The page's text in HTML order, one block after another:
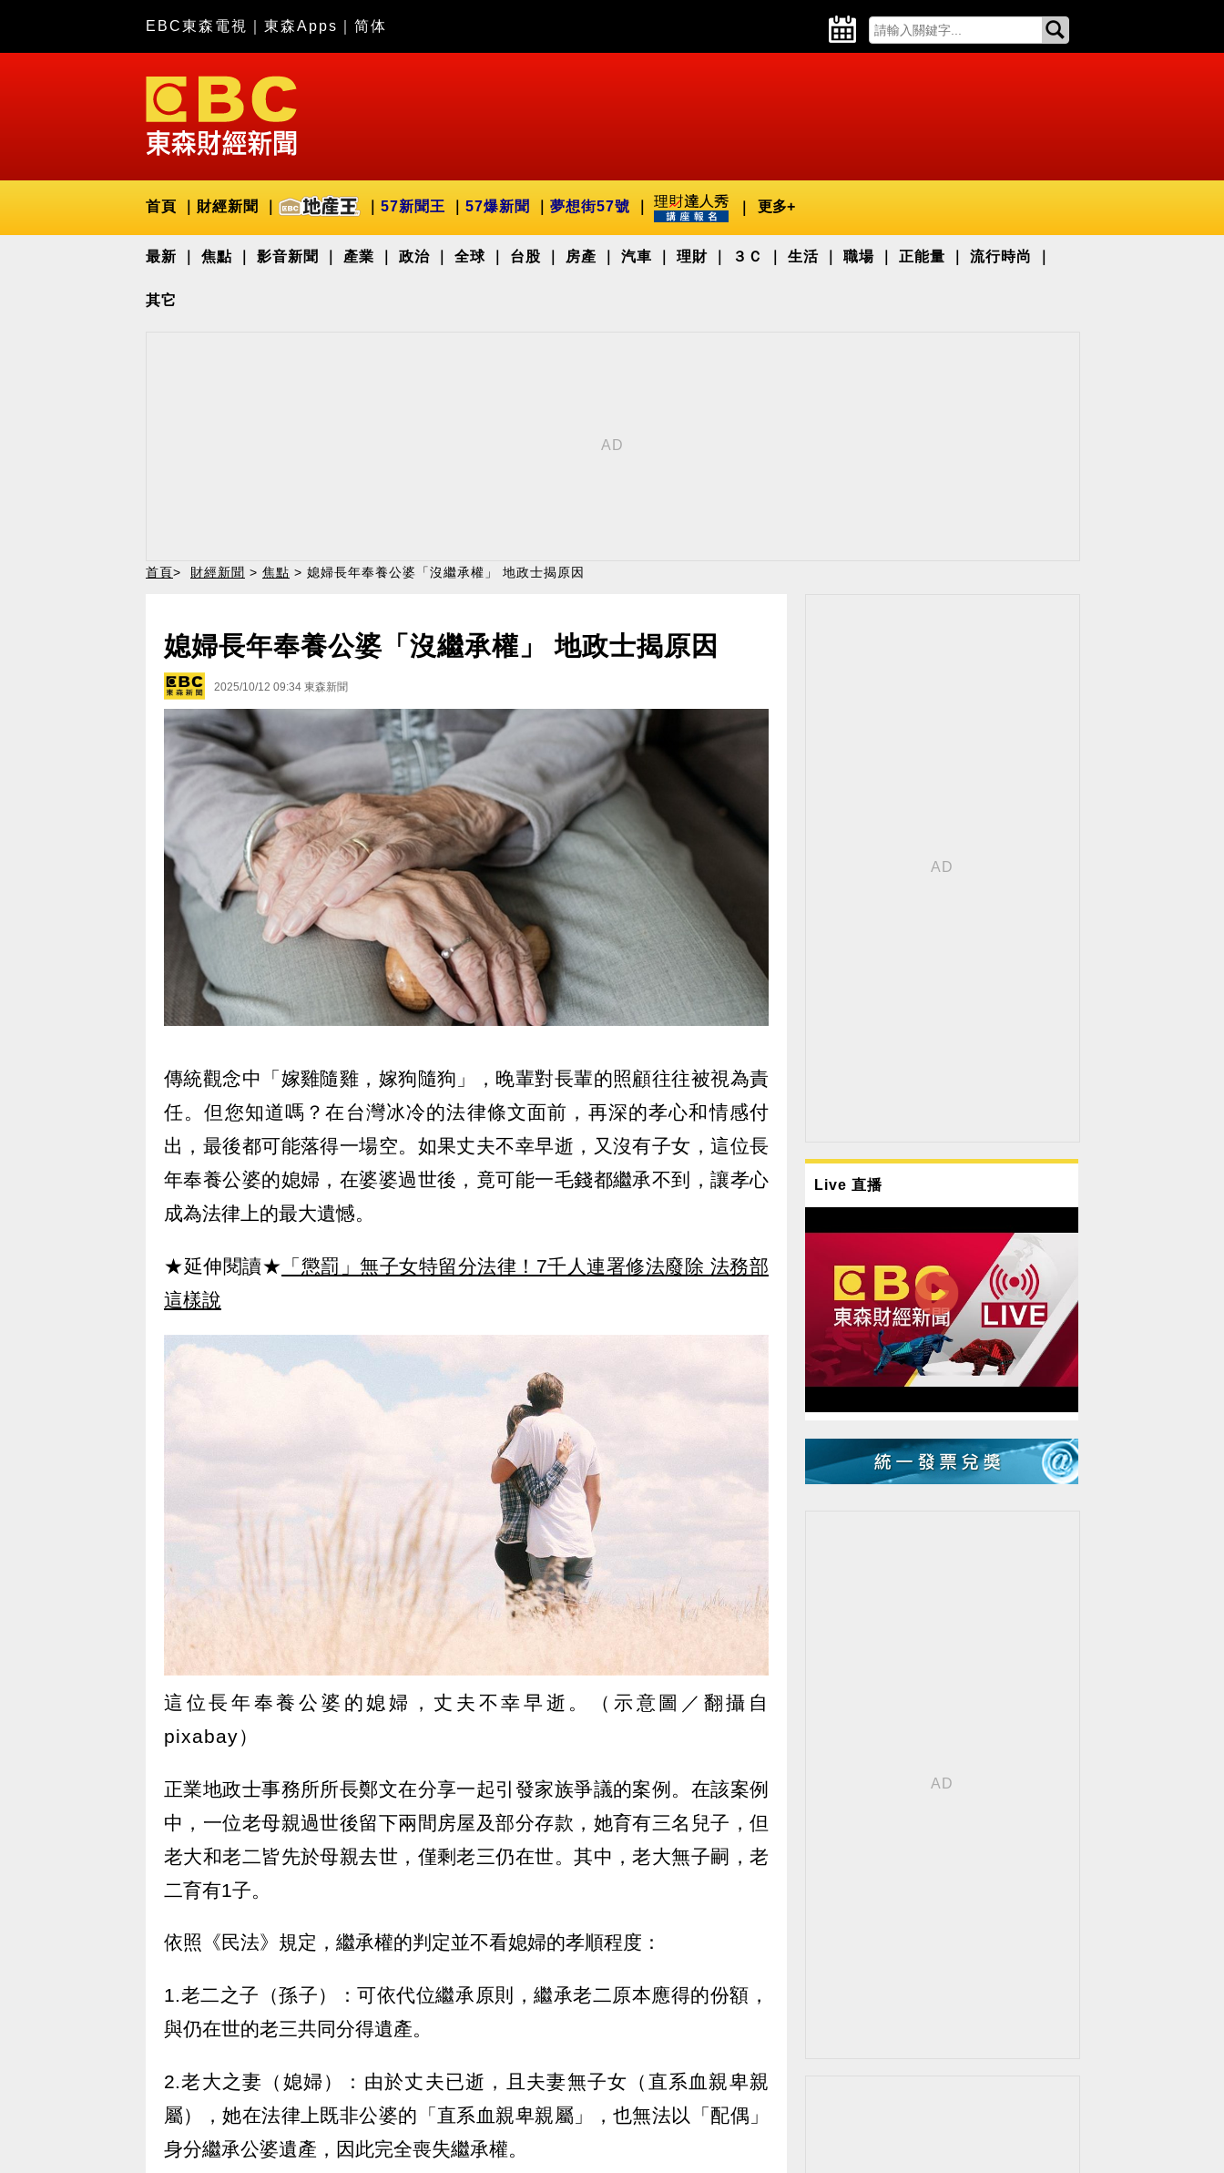
EBC東森電視 東森Apps 简体
首頁 財經新聞 57新聞王 57爆新聞 夢想街57號 更多+
最新 焦點 影音新聞 產業 政治 全球 台股 房產 汽車 理財 ３Ｃ 生活 職場 正能量 流行時尚
其它
首頁> 財經新聞 > 焦點 > 媳婦長年奉養公婆「沒繼承權」 地政士揭原因
媳婦長年奉養公婆「沒繼承權」 地政士揭原因
2025/10/12 09:34東森新聞
傳統觀念中「嫁雞隨雞，嫁狗隨狗」，晚輩對長輩的照顧往往被視為責
任。但您知道嗎？在台灣冰冷的法律條文面前，再深的孝心和情感付
出，最後都可能落得一場空。如果丈夫不幸早逝，又沒有子女，這位長
年奉養公婆的媳婦，在婆婆過世後，竟可能一毛錢都繼承不到，讓孝心
成為法律上的最大遺憾。
★延伸閱讀★ 「懲罰」無子女特留分法律！7千人連署修法廢除 法務部
這樣說
這位長年奉養公婆的媳婦，丈夫不幸早逝。（示意圖／翻攝自
pixabay）
正業地政士事務所所長鄭文在分享一起引發家族爭議的案例。在該案例
中，一位老母親過世後留下兩間房屋及部分存款，她育有三名兒子，但
老大和老二皆先於母親去世，僅剩老三仍在世。其中，老大無子嗣，老
二育有1子。
依照《民法》規定，繼承權的判定並不看媳婦的孝順程度：
1.老二之子（孫子）：可依代位繼承原則，繼承老二原本應得的份額，
與仍在世的老三共同分得遺產。
2.老大之妻（媳婦）：由於丈夫已逝，且夫妻無子女（直系血親卑親
屬），她在法律上既非公婆的「直系血親卑親屬」，也無法以「配偶」
身分繼承公婆遺產，因此完全喪失繼承權。
Live 直播